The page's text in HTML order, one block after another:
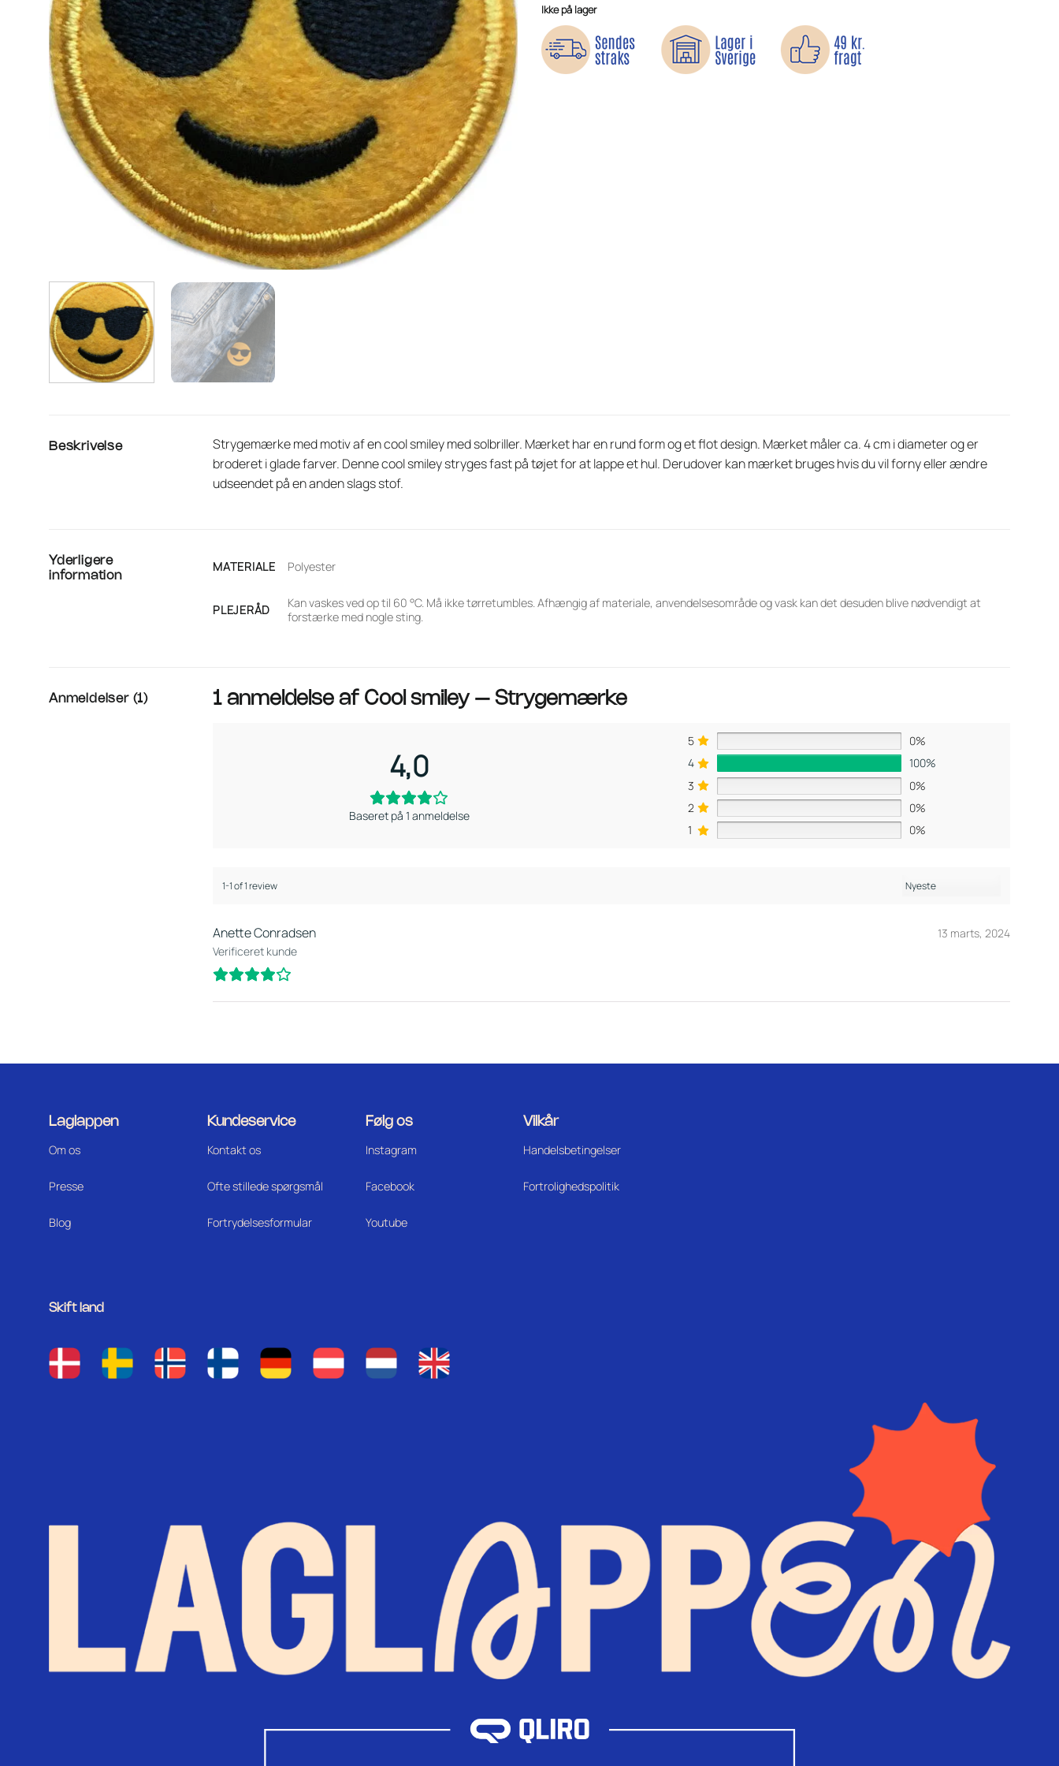
Ikke på lager
Beskrivelse
Strygemærke med motiv af en cool smiley med solbriller. Mærket har en rund form og et flot design. Mærket måler ca. 4 cm i diameter og er
broderet i glade farver. Denne cool smiley stryges fast på tøjet for at lappe et hul. Derudover kan mærket bruges hvis du vil forny eller ændre
udseendet på en anden slags stof.
Yderligere
information
MATERIALE Polyester
PLEJERÅD
Kan vaskes ved op til 60 °C. Må ikke tørretumbles. Afhængig af materiale, anvendelsesområde og vask kan det desuden blive nødvendigt at
forstærke med nogle sting.
Anmeldelser (1) 1 anmeldelse af Cool smiley – Strygemærke
4,0
Baseret på 1 anmeldelse
5
0%
4
100%
3
0%
2
0%
1
0%
1-1 of 1 review
Anette Conradsen
Verificeret kunde
13 marts, 2024
Laglappen
Om os
Presse
Blog
Kundeservice
Kontakt os
Ofte stillede spørgsmål
Fortrydelsesformular
Følg os
Instagram
Facebook
Youtube
Vilkår
Handelsbetingelser
Fortrolighedspolitik
Skift land